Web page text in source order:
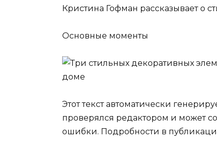
Кристина Гофман рассказывает о
Основные моменты
Этот текст автоматически
проверялся редактором и может
ошибки. Подробности в